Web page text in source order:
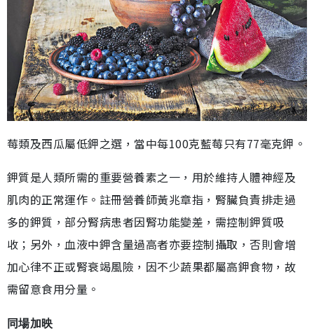
莓類及西瓜屬低鉀之選，當中每100克藍莓只有77毫克鉀。
鉀質是人類所需的重要營養素之一，用於維持人體神經及
肌肉的正常運作。註冊營養師黃兆章指，腎臟負責排走過
多的鉀質，部分腎病患者因腎功能變差，需控制鉀質吸
收；另外，血液中鉀含量過高者亦要控制攝取，否則會增
加心律不正或腎衰竭風險，因不少蔬果都屬高鉀食物，故
需留意食用分量。
同場加映